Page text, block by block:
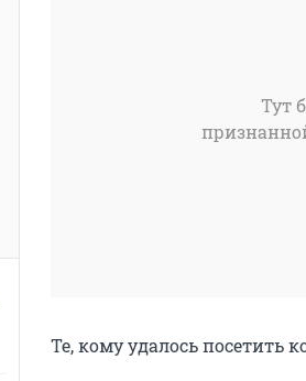
Тут
Те, кому удалось посетить